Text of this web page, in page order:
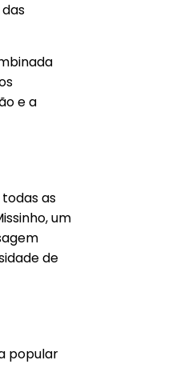
e a
as
um
de
popular